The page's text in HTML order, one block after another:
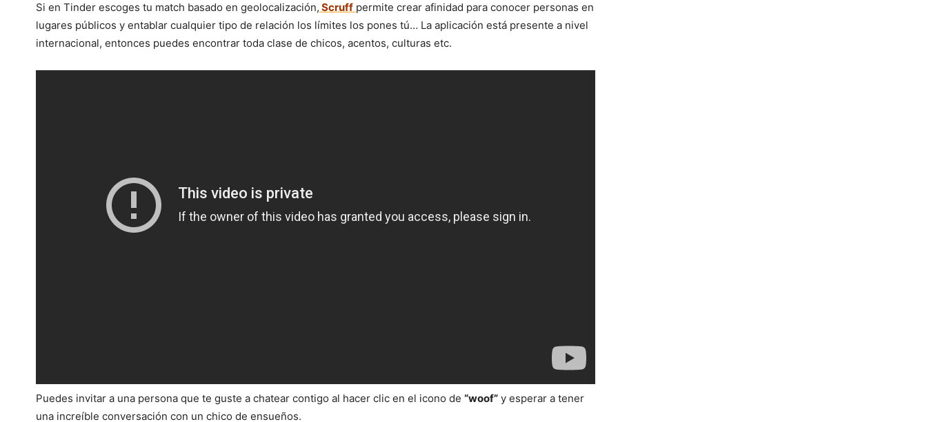
Si en Tinder escoges tu match basado en geolocalización, Scruff permite crear afinidad para conocer personas en
lugares públicos y entablar cualquier tipo de relación los límites los pones tú… La aplicación está presente a nivel
internacional, entonces puedes encontrar toda clase de chicos, acentos, culturas etc.
Puedes invitar a una persona que te guste a chatear contigo al hacer clic en el icono de “woof” y esperar a tener
una increíble conversación con un chico de ensueños.